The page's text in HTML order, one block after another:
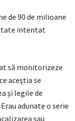
de 90 de milioane
intentat
să monitorizeze
aceştia se
și legile de
adunate o serie
sau